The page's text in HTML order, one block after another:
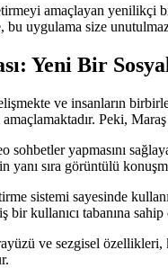
amaçlayan
uygulama size
Yeni Bir
ve insanların
amaçlamaktadır. Peki,
sohbetler yapmasını
sıra görüntülü
sistemi sayesinde
kullanıcı tabanına
ve sezgisel